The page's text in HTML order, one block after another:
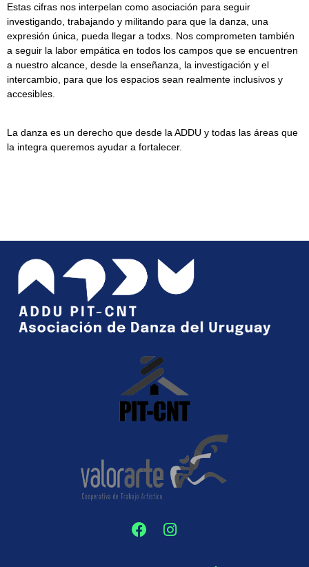
Estas cifras nos interpelan como asociación para seguir
investigando, trabajando y militando para que la danza, una
expresión única, pueda llegar a todxs. Nos comprometen también
a seguir la labor empática en todos los campos que se encuentren
a nuestro alcance, desde la enseñanza, la investigación y el
intercambio, para que los espacios sean realmente inclusivos y
accesibles.
La danza es un derecho que desde la ADDU y todas las áreas que
la integra queremos ayudar a fortalecer.